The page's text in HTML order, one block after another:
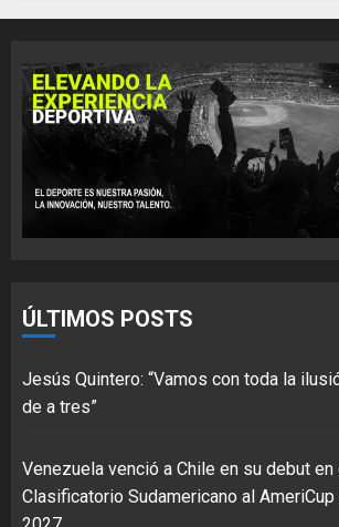
ÚLTIMOS POSTS
Jesús Quintero: “Vamos con toda la
de a tres”
Venezuela venció a Chile en su debut en
Clasificatorio Sudamericano al AmeriCup